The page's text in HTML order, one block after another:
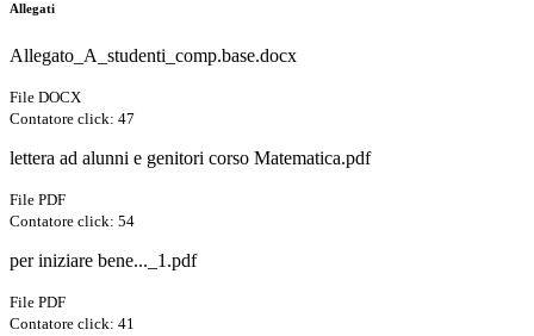
Allegati
Allegato_A_studenti_comp.base.docx
File DOCX
Contatore click: 47
lettera ad alunni e genitori corso Matematica.pdf
File PDF
Contatore click: 54
per iniziare bene..._1.pdf
File PDF
Contatore click: 41